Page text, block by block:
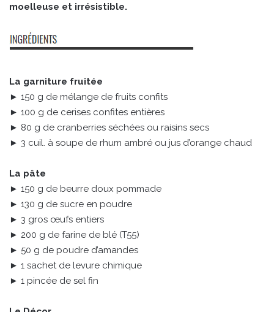
moelleuse et irrésistible.
La garniture fruitée
► 150 g de mélange de fruits confits
► 100 g de cerises confites entières
► 80 g de cranberries séchées ou raisins secs
► 3 cuil. à soupe de rhum ambré ou jus d’orange chaud
La pâte
► 150 g de beurre doux pommade
► 130 g de sucre en poudre
► 3 gros œufs entiers
► 200 g de farine de blé (T55)
► 50 g de poudre d’amandes
► 1 sachet de levure chimique
► 1 pincée de sel fin